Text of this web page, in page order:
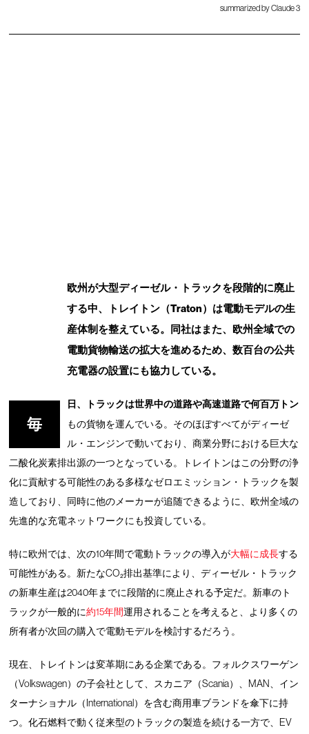
summarized by Claude 3
欧州が大型ディーゼル・トラックを段階的に廃止
する中、トレイトン（Traton）は電動モデルの生
産体制を整えている。同社はまた、欧州全域での
電動貨物輸送の拡大を進めるため、数百台の公共
充電器の設置にも協力している。
毎
日、トラックは世界中の道路や高速道路で何百万トン
もの貨物を運んでいる。そのほぼすべてがディーゼ
ル・エンジンで動いており、商業分野における巨大な
二酸化炭素排出源の一つとなっている。トレイトンはこの分野の浄
化に貢献する可能性のある多様なゼロエミッション・トラックを製
造しており、同時に他のメーカーが追随できるように、欧州全域の
先進的な充電ネットワークにも投資している。
特に欧州では、次の10年間で電動トラックの導入が大幅に成長する
可能性がある。新たなCO₂排出基準により、ディーゼル・トラック
の新車生産は2040年までに段階的に廃止される予定だ。新車のト
ラックが一般的に約15年間運用されることを考えると、より多くの
所有者が次回の購入で電動モデルを検討するだろう。
現在、トレイトンは変革期にある企業である。フォルクスワーゲン
（Volkswagen）の子会社として、スカニア（Scania）、MAN、イン
ターナショナル（International）を含む商用車ブランドを傘下に持
つ。化石燃料で動く従来型のトラックの製造を続ける一方で、EV